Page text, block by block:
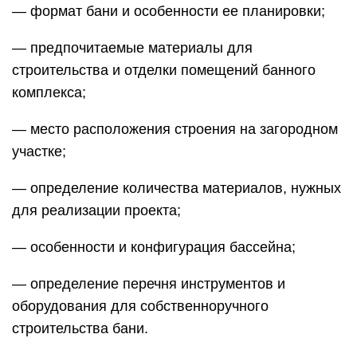
— формат бани и особенности ее планировки;
— предпочитаемые материалы для
строительства и отделки помещений банного
комплекса;
— место расположения строения на загородном
участке;
— определение количества материалов, нужных
для реализации проекта;
— особенности и конфигурация бассейна;
— определение перечня инструментов и
оборудования для собственноручного
строительства бани.